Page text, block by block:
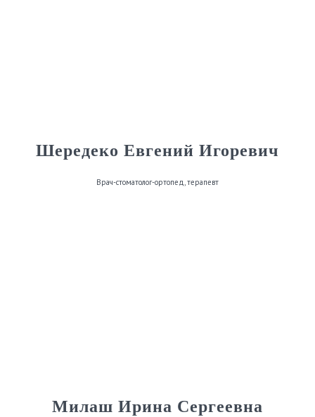
Шередеко Евгений Игоревич
Врач-стоматолог-ортопед, терапевт
Милаш Ирина Сергеевна